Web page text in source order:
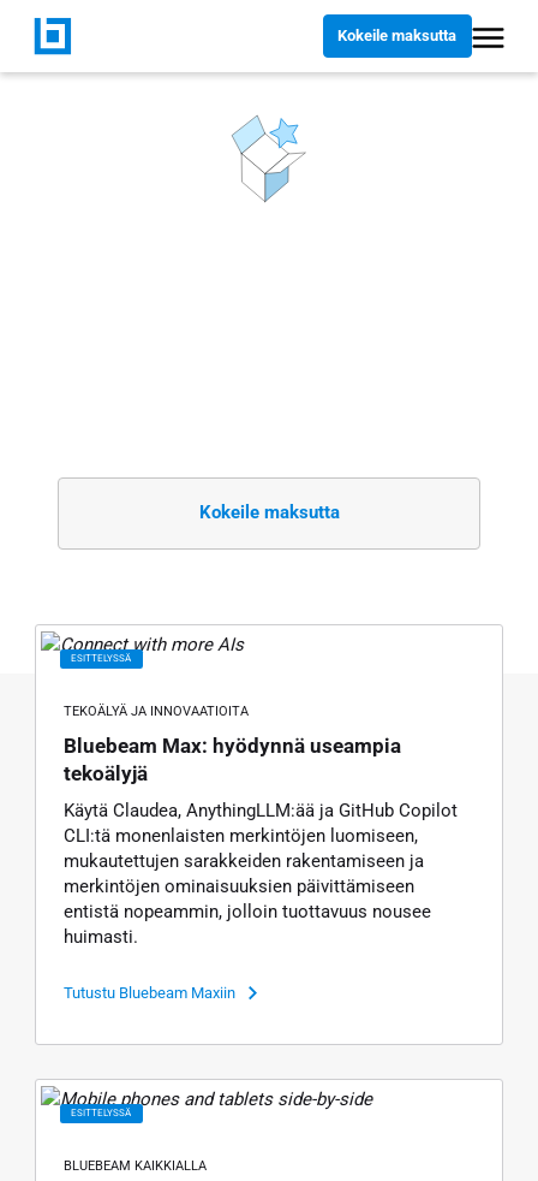
Kokeile maksutta
Kokeile maksutta
ESITTELYSSÄ
TEKOÄLYÄ JA INNOVAATIOITA
Bluebeam Max: hyödynnä useampia
tekoälyjä
Käytä Claudea, AnythingLLM:ää ja GitHub Copilot
CLI:tä monenlaisten merkintöjen luomiseen,
mukautettujen sarakkeiden rakentamiseen ja
merkintöjen ominaisuuksien päivittämiseen
entistä nopeammin, jolloin tuottavuus nousee
huimasti.
Tutustu Bluebeam Maxiin
ESITTELYSSÄ
BLUEBEAM KAIKKIALLA